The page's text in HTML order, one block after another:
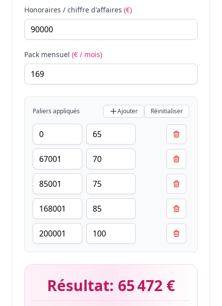
Honoraires / chiffre d'affaires (€)
Pack mensuel (€ / mois)
Paliers appliqués Ajouter Réinitialiser
Résultat: 65 472 €